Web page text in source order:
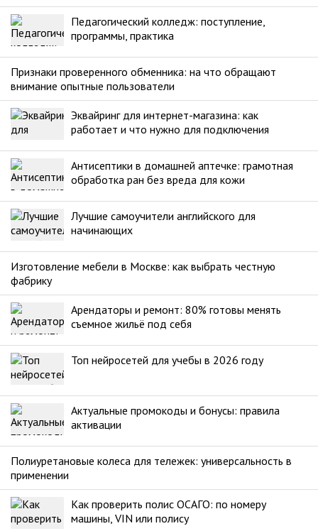
Педагогический колледж: поступление,
программы, практика
Признаки проверенного обменника: на что обращают
внимание опытные пользователи
Эквайринг для интернет-магазина: как
работает и что нужно для подключения
Антисептики в домашней аптечке: грамотная
обработка ран без вреда для кожи
Лучшие самоучители английского для
начинающих
Изготовление мебели в Москве: как выбрать честную
фабрику
Арендаторы и ремонт: 80% готовы менять
съемное жильё под себя
Топ нейросетей для учебы в 2026 году
Актуальные промокоды и бонусы: правила
активации
Полиуретановые колеса для тележек: универсальность в
применении
Как проверить полис ОСАГО: по номеру
машины, VIN или полису